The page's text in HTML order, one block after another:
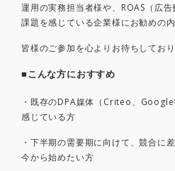
運用の実務担当者様や、ROAS（広
課題を感じている企業様にお勧めの内
皆様のご参加を心よりお待ちしており
■こんな方におすすめ
・既存のDPA媒体（Criteo、
感じている方
・下半期の需要期に向けて、競合に
今から始めたい方